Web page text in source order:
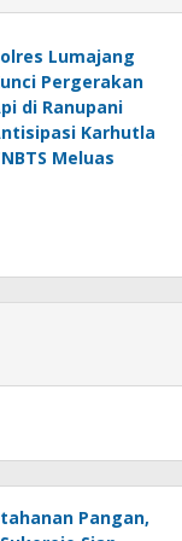
Lumajang
Pergerakan
di Ranupani
Karhutla
Meluas
Pangan,